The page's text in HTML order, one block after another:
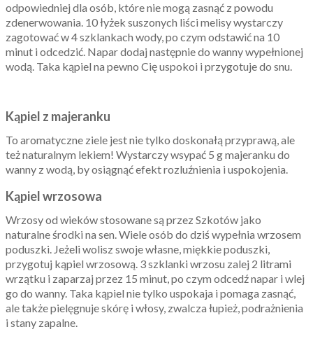
odpowiedniej dla osób, które nie mogą zasnąć z powodu
zdenerwowania. 10 łyżek suszonych liści melisy wystarczy
zagotować w 4 szklankach wody, po czym odstawić na 10
minut i odcedzić. Napar dodaj następnie do wanny wypełnionej
wodą. Taka kąpiel na pewno Cię uspokoi i przygotuje do snu.
Kąpiel z majeranku
To aromatyczne ziele jest nie tylko doskonałą przyprawą, ale
też naturalnym lekiem! Wystarczy wsypać 5 g majeranku do
wanny z wodą, by osiągnąć efekt rozluźnienia i uspokojenia.
Kąpiel wrzosowa
Wrzosy od wieków stosowane są przez Szkotów jako
naturalne środki na sen. Wiele osób do dziś wypełnia wrzosem
poduszki. Jeżeli wolisz swoje własne, miękkie poduszki,
przygotuj kąpiel wrzosową. 3 szklanki wrzosu zalej 2 litrami
wrzątku i zaparzaj przez 15 minut, po czym odcedź napar i wlej
go do wanny. Taka kąpiel nie tylko uspokaja i pomaga zasnąć,
ale także pielęgnuje skórę i włosy, zwalcza łupież, podrażnienia
i stany zapalne.